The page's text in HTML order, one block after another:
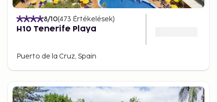
8/10(473 Értékelések)
H10 Tenerife Playa
Puerto de la Cruz, Spain